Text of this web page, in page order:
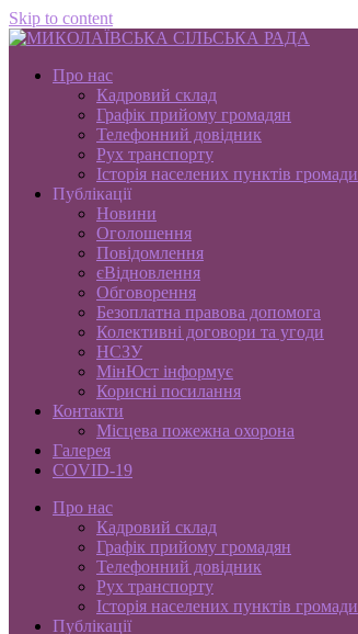
Skip to content
Про нас
Кадровий склад
Графік прийому громадян
Телефонний довідник
Рух транспорту
Історія населених пунктів громади
Публікації
Новини
Оголошення
Повідомлення
єВідновлення
Обговорення
Безоплатна правова допомога
Колективні договори та угоди
НСЗУ
МінЮст інформує
Корисні посилання
Контакти
Місцева пожежна охорона
Галерея
COVID-19
Про нас
Кадровий склад
Графік прийому громадян
Телефонний довідник
Рух транспорту
Історія населених пунктів громади
Публікації